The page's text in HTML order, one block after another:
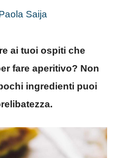
Saija
ai tuoi ospiti che
fare aperitivo? Non
ingredienti puoi